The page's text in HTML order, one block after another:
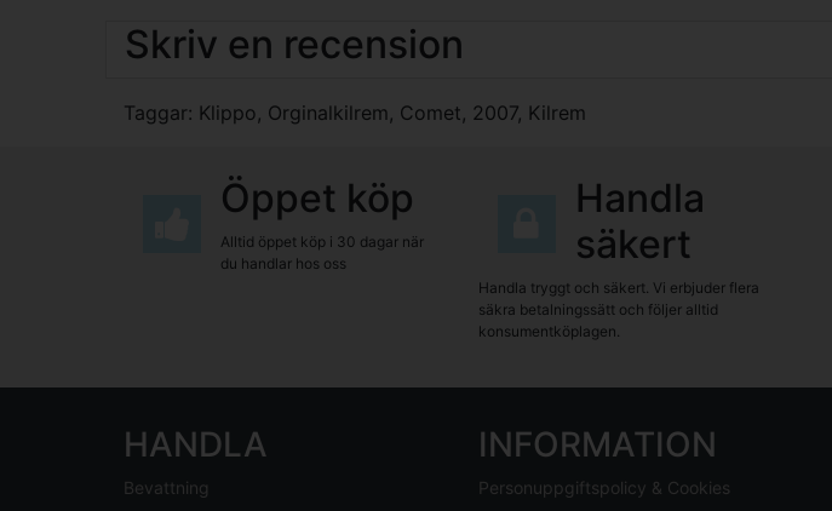
Skriv en recension
Taggar: Klippo, Orginalkilrem, Comet, 2007, Kilrem
Öppet köp
Alltid öppet köp i 30 dagar när
du handlar hos oss
Handla
säkert
Handla tryggt och säkert. Vi erbjuder flera
säkra betalningssätt och följer alltid
konsumentköplagen.
HANDLA
Bevattning
INFORMATION
Personuppgiftspolicy & Cookies